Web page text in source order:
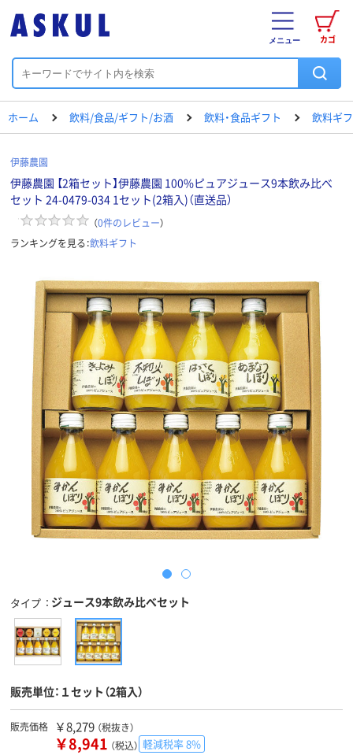
カゴ
メニュー
ホーム 飲料/食品/ギフト/お酒 飲料・食品ギフト 飲料ギ
伊藤農園
伊藤農園 【2箱セット】伊藤農園 100%ピュアジュース9本飲み比べ
セット 24-0479-034 1セット(2箱入)（直送品）
（0件のレビュー）
ランキングを見る：飲料ギフト
タイプ ジュース9本飲み比べセット
販売単位：１セット（2箱入）
販売価格 ￥8,279 （税抜き）
￥8,941 （税込） 軽減税率 8%